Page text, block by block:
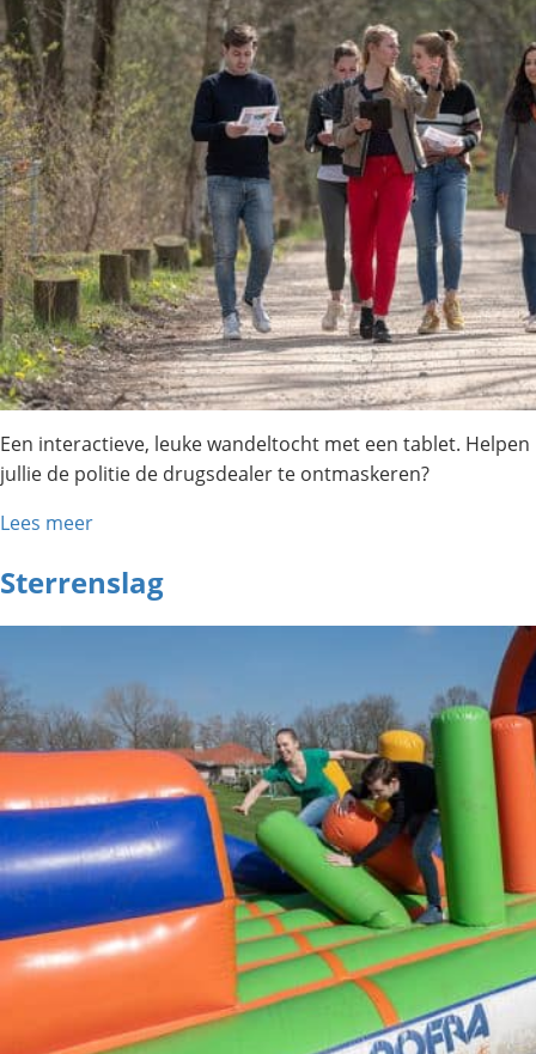
Een interactieve, leuke wandeltocht met een tablet. Helpen
jullie de politie de drugsdealer te ontmaskeren?
Lees meer
Sterrenslag